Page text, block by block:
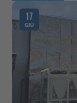
17
GIU